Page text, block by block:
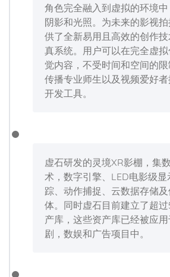
角色完全融入到虚拟的环境
阴影和光照。为未来的影视
供了全新易用且高效的创作
真系统。用户可以在完全虚
觉内容，不受时间和空间的
传播专业师生以及视频爱好
开发工具。
虚石研发的灵境XR影棚，集
术，数字引擎、LED电影级
踪、动作捕捉、云数据存储
体。同时虚石目前建立了超
产库，这些资产库已经被应
剧，数娱和广告项目中。